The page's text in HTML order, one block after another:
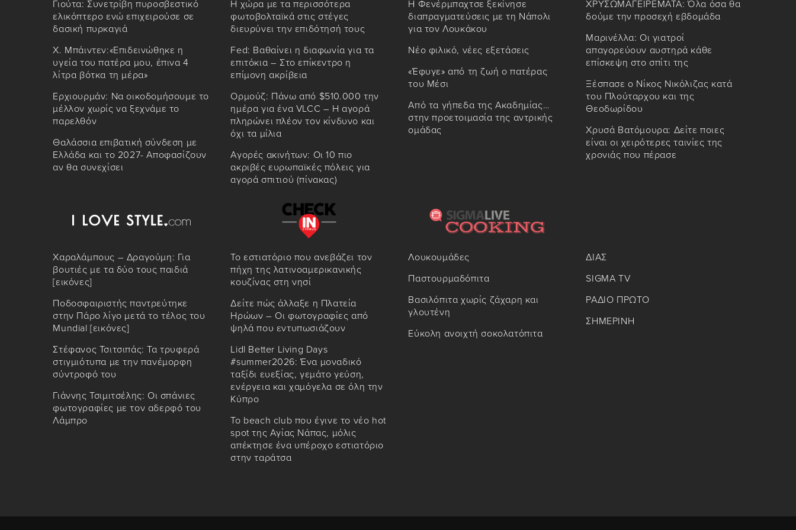
Γιούτα: Συνετρίβη πυροσβεστικό
ελικόπτερο ενώ επιχειρούσε σε
δασική πυρκαγιά
Χ. Μπάιντεν:«Επιδεινώθηκε η
υγεία του πατέρα μου, έπινα 4
λίτρα βότκα τη μέρα»
Ερχιουρμάν: Να οικοδομήσουμε το
μέλλον χωρίς να ξεχνάμε το
παρελθόν
Θαλάσσια επιβατική σύνδεση με
Ελλάδα και το 2027- Αποφασίζουν
αν θα συνεχίσει
Η χώρα με τα περισσότερα
φωτοβολταϊκά στις στέγες
διευρύνει την επιδότησή τους
Fed: Βαθαίνει η διαφωνία για τα
επιτόκια – Στο επίκεντρο η
επίμονη ακρίβεια
Ορμούζ: Πάνω από $510.000 την
ημέρα για ένα VLCC – Η αγορά
πληρώνει πλέον τον κίνδυνο και
όχι τα μίλια
Αγορές ακινήτων: Οι 10 πιο
ακριβές ευρωπαϊκές πόλεις για
αγορά σπιτιού (πίνακας)
Η Φενέρμπαχτσε ξεκίνησε
διαπραγματεύσεις με τη Νάπολι
για τον Λουκάκου
Νέο φιλικό, νέες εξετάσεις
«Έφυγε» από τη ζωή ο πατέρας
του Μέσι
Από τα γήπεδα της Ακαδημίας…
στην προετοιμασία της αντρικής
ομάδας
ΧΡΥΣΩΜΑΓΕΙΡΕΜΑΤΑ: Όλα όσα θα
δούμε την προσεχή εβδομάδα
Μαρινέλλα: Οι γιατροί
απαγορεύουν αυστηρά κάθε
επίσκεψη στο σπίτι της
Ξέσπασε ο Νίκος Νικόλιζας κατά
του Πλούταρχου και της
Θεοδωρίδου
Χρυσά Βατόμουρα: Δείτε ποιες
είναι οι χειρότερες ταινίες της
χρονιάς που πέρασε
Χαραλάμπους – Δραγούμη: Για
βουτιές με τα δύο τους παιδιά
[εικόνες]
Ποδοσφαιριστής παντρεύτηκε
στην Πάρο λίγο μετά το τέλος του
Mundial [εικόνες]
Στέφανος Τσιτσιπάς: Τα τρυφερά
στιγμιότυπα με την πανέμορφη
σύντροφό του
Γιάννης Τσιμιτσέλης: Οι σπάνιες
φωτογραφίες με τον αδερφό του
Λάμπρο
Το εστιατόριο που ανεβάζει τον
πήχη της λατινοαμερικανικής
κουζίνας στη νησί
Δείτε πώς άλλαξε η Πλατεία
Ηρώων – Οι φωτογραφίες από
ψηλά που εντυπωσιάζουν
Lidl Better Living Days
#summer2026: Ένα μοναδικό
ταξίδι ευεξίας, γεμάτο γεύση,
ενέργεια και χαμόγελα σε όλη την
Κύπρο
Το beach club που έγινε το νέο hot
spot της Αγίας Νάπας, μόλις
απέκτησε ένα υπέροχο εστιατόριο
στην ταράτσα
Λουκουμάδες
Παστουρμαδόπιτα
Βασιλόπιτα χωρίς ζάχαρη και
γλουτένη
Εύκολη ανοιχτή σοκολατόπιτα
ΔΙΑΣ
SIGMA TV
ΡΑΔΙΟ ΠΡΩΤΟ
ΣΗΜΕΡΙΝΗ